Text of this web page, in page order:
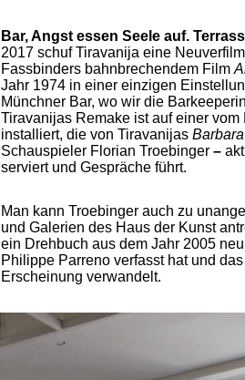
Bar, Angst essen Seele auf.
2017 schuf Tiravanija eine
Fassbinders bahnbrechendem Film
Jahr 1974 in einer einzigen
Münchner Bar, wo wir die
Tiravanijas Remake ist auf einer
installiert, die von Tiravanijas Barbara
Schauspieler Florian Troebinger –
serviert und Gespräche führt.
Man kann Troebinger auch zu
und Galerien des Haus der Kunst
ein Drehbuch aus dem Jahr 2005
Philippe Parreno verfasst hat und
Erscheinung verwandelt.